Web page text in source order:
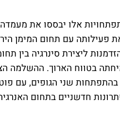
אלו יבססו את
פעילותה עם תחום המימן
ליצירת סינרגיה בין
בטווח הארוך. ההשלמה
שני הגופים, עם
חדשניים בתחום